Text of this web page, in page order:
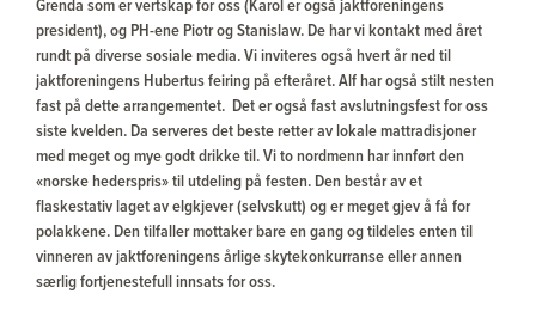
Grenda som er vertskap for oss (Karol er også jaktforeningens
president), og PH-ene Piotr og Stanislaw. De har vi kontakt med året
rundt på diverse sosiale media. Vi inviteres også hvert år ned til
jaktforeningens Hubertus feiring på efteråret. Alf har også stilt nesten
fast på dette arrangementet. Det er også fast avslutningsfest for oss
siste kvelden. Da serveres det beste retter av lokale mattradisjoner
med meget og mye godt drikke til. Vi to nordmenn har innført den
«norske hederspris» til utdeling på festen. Den består av et
flaskestativ laget av elgkjever (selvskutt) og er meget gjev å få for
polakkene. Den tilfaller mottaker bare en gang og tildeles enten til
vinneren av jaktforeningens årlige skytekonkurranse eller annen
særlig fortjenestefull innsats for oss.